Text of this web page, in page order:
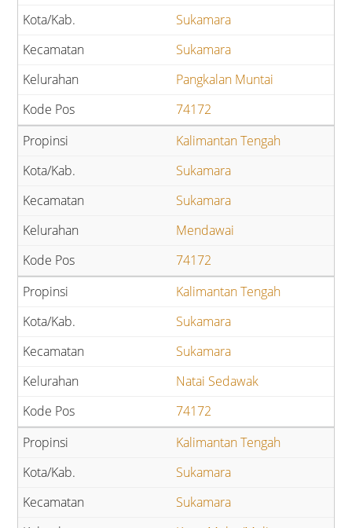
Sukamara
Sukamara
Pangkalan Muntai
74172
Kalimantan Tengah
Sukamara
Sukamara
Mendawai
74172
Kalimantan Tengah
Sukamara
Sukamara
Natai Sedawak
74172
Kalimantan Tengah
Sukamara
Sukamara